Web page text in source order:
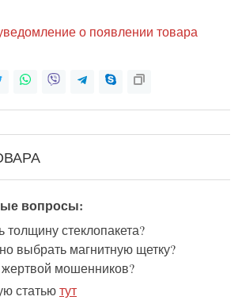
о появлении товара
вопросы:
толщину стеклопакета?
выбрать магнитную щетку?
жертвой мошенников?
статьютут